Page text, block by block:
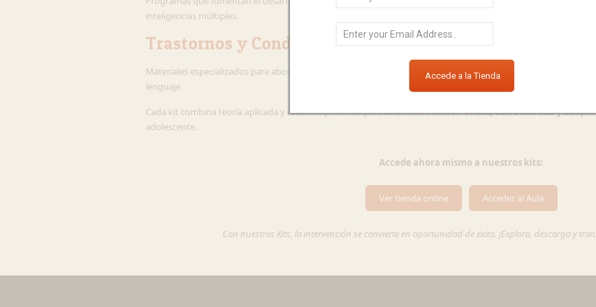
inteligencias múltiples.
Trastornos y Condiciones Específicas
Materiales especializados para abordar el mutismo selectivo, las hipoacusias, la discapacidad intelectual, la
lenguaje.
Cada kit combina teoría aplicada y recursos prácticos parauna intervención eficaz, estructurada y
adolescente.
Accede ahora mismo a nuestros kits:
Ver tienda online Acceder al Aula
Con nuestros Kits, la intervención se convierte en oportunidad de éxito. ¡Explora, descarga y